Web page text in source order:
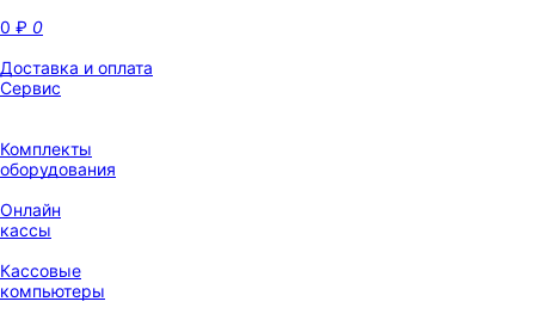
0 ₽ 0
Доставка и оплата
Сервис
Комплекты
оборудования
Онлайн
кассы
Кассовые
компьютеры